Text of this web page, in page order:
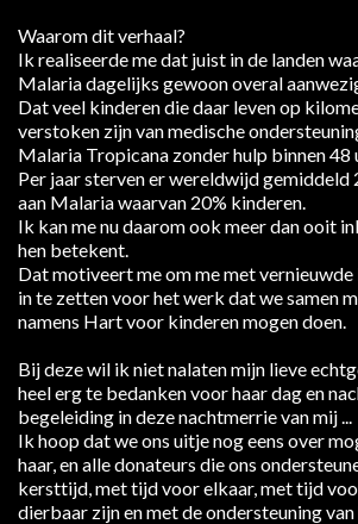
Waarom dit verhaal?
Ik realiseerde me dat juist in de landen
Malaria dagelijks gewoon overal
Dat veel kinderen die daar leven op
verstoken zijn van medische
Malaria Tropicana zonder hulp binnen
Per jaar sterven er wereldwijd gemiddeld
aan Malaria waarvan 20% kinderen.
Ik kan me nu daarom ook meer dan ooit
hen betekent.
Dat motiveert me om me met
in te zetten voor het werk dat we samen
namens Hart voor kinderen mogen doen.
Bij deze wil ik niet nalaten mijn lieve
heel erg te bedanken voor haar dag en
begeleiding in deze nachtmerrie van mij ...
Ik hoop dat we ons uitje nog eens over
haar, en alle donateurs die ons
kersttijd, met tijd voor elkaar, met tijd
dierbaar zijn en met de ondersteuning van